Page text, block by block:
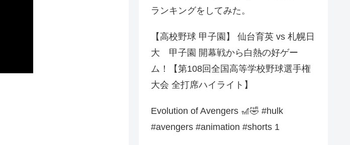
ランキングをしてみた。
【高校野球 甲子園】 仙台育英 vs 札幌日
大 甲子園 開幕戦から白熱の好ゲー
ム！【第108回全国高等学校野球選手権
大会 全打席ハイライト】
Evolution of Avengers 🎢🤣 #hulk
#avengers #animation #shorts 1